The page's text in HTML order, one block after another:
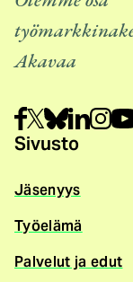
Akavaa
Sivusto
Jäsenyys
Työelämä
Palvelut ja edut